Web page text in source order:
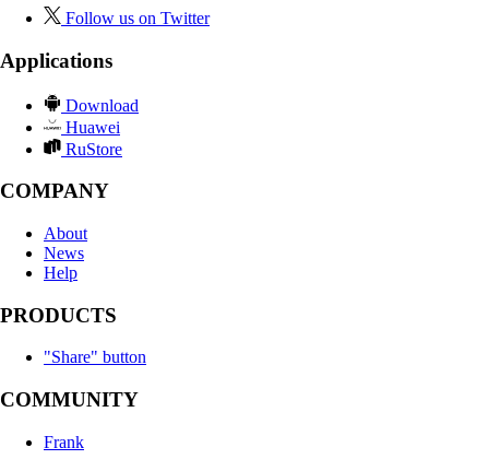
Follow us on Twitter
Applications
Download
Huawei
RuStore
COMPANY
About
News
Help
PRODUCTS
"Share" button
COMMUNITY
Frank